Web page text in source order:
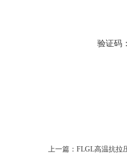
验证码
上一篇： FLGL高温抗拉